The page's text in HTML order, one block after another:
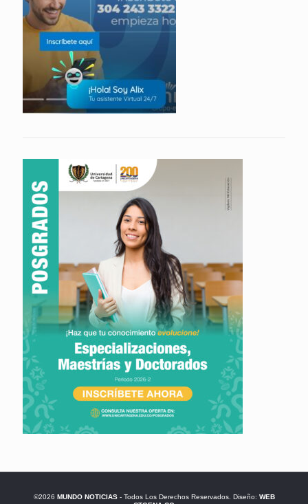
©2026 MUNDO NOTICIAS- Todos Los Derechos Reservados. Diseño: WEB